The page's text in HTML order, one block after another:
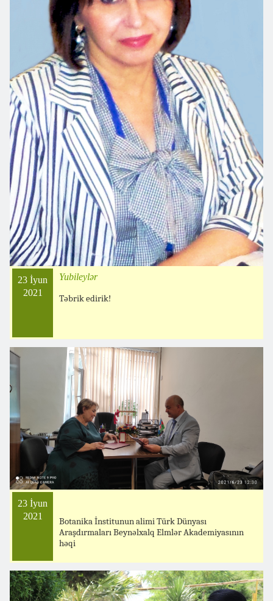
23 İyun
2021
Yubileylər
Təbrik edirik!
23 İyun
2021
Botanika İnstitunun alimi Türk Dünyası
Araşdırmaları Beynəlxalq Elmlər Akademiyasının
həqi